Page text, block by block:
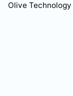
Olive Technology